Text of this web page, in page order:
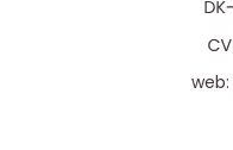
web: